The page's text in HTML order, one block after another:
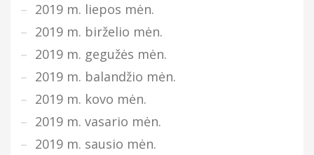
2019 m. liepos mėn.
2019 m. birželio mėn.
2019 m. gegužės mėn.
2019 m. balandžio mėn.
2019 m. kovo mėn.
2019 m. vasario mėn.
2019 m. sausio mėn.